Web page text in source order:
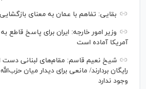
بقایی: تفاهم با عمان به معنای
وزیر امور خارجه: ایران برای پاسخ قاطع
آمریکا آماده است
شیخ نعیم قاسم: مقام‌های لبنانی دست
رایگان بردارند/ مانعی برای دیدار میان
وجود ندارد